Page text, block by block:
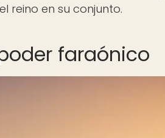
reino en su conjunto.
faraónico